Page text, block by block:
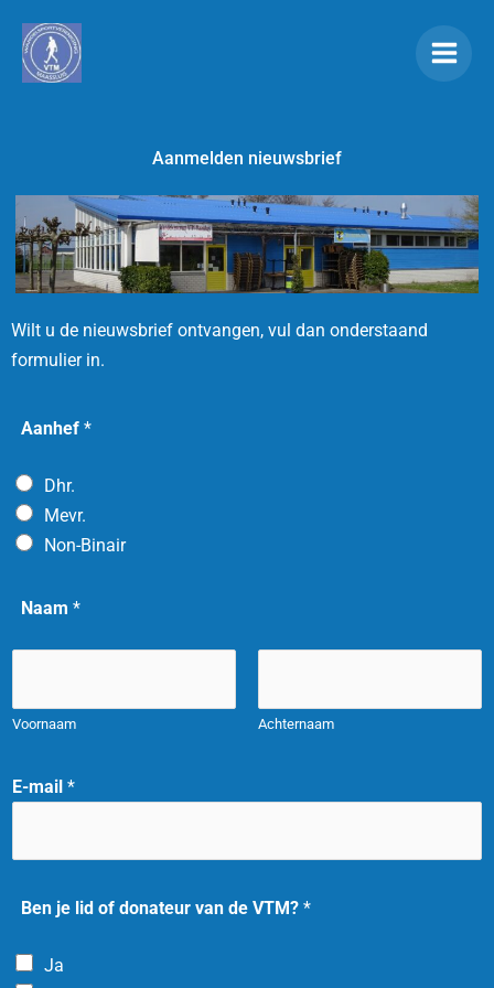
naar
Aanmelden nieuwsbrief
Wilt u de nieuwsbrief ontvangen, vul dan onderstaand
formulier in.
Aanhef*
Dhr.
Mevr.
Non-Binair
Naam*
Voornaam Achternaam
a
h
A
a
E-mail *
Ben je lid of donateur van de VTM?*
Ja